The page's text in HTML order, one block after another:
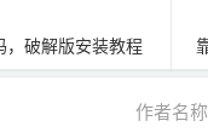
破解版安装教程
作者名称